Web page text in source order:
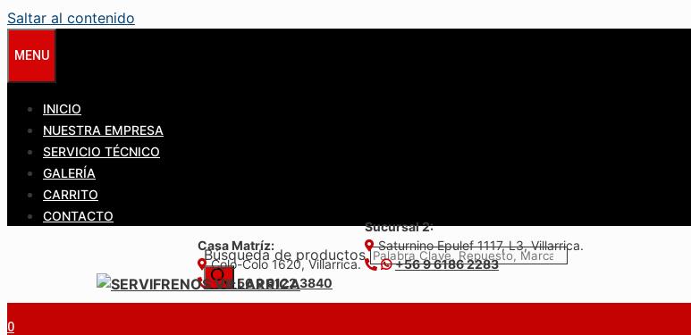
Saltar al contenido
MENU
INICIO
NUESTRA EMPRESA
SERVICIO TÉCNICO
GALERÍA
CARRITO
CONTACTO
Búsqueda de productos
Casa Matríz:
Colo-Colo 1620, Villarrica.
+56 9 6122 3840
Sucursal 2:
Saturnino Epulef 1117, L3, Villarrica.
+56 9 6186 2283
0